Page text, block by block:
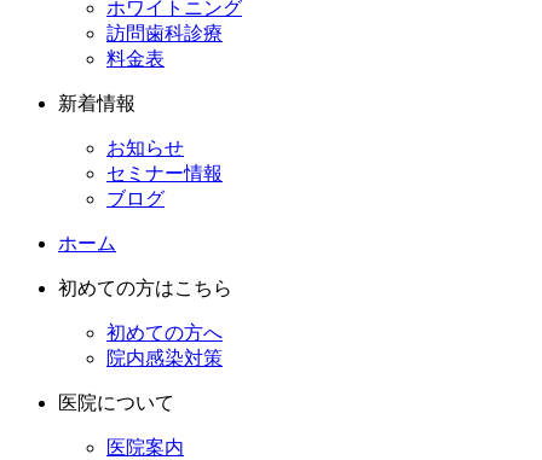
ホワイトニング
訪問歯科診療
料金表
新着情報
お知らせ
セミナー情報
ブログ
ホーム
初めての方はこちら
初めての方へ
院内感染対策
医院について
医院案内